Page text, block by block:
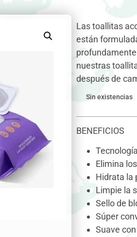
Las toallitas
están
nuestras
después de
Sin existencias
BENEFICIOS
Elimina
Hidrata la
Limpie la
Sello de
Súper
Suave